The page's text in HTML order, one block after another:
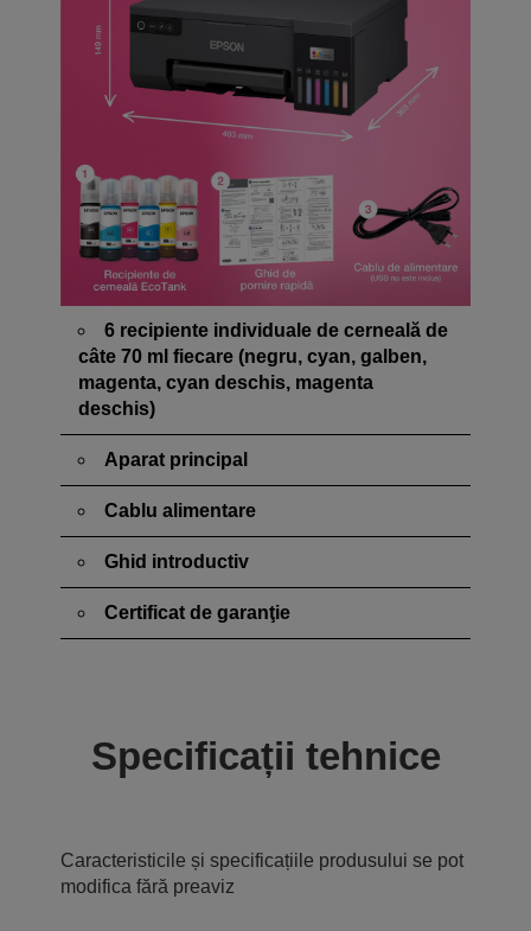
6 recipiente individuale de cerneală de
câte 70 ml fiecare (negru, cyan, galben,
magenta, cyan deschis, magenta
deschis)
Aparat principal
Cablu alimentare
Ghid introductiv
Certificat de garanţie
Specificații tehnice
Caracteristicile și specificațiile produsului se pot
modifica fără preaviz